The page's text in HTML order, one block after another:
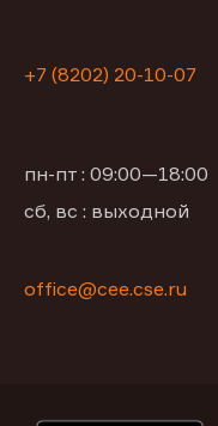
+7 (8202) 20-10-07
пн-пт : 09:00—18:00
сб, вс : выходной
office@сее.cse.ru